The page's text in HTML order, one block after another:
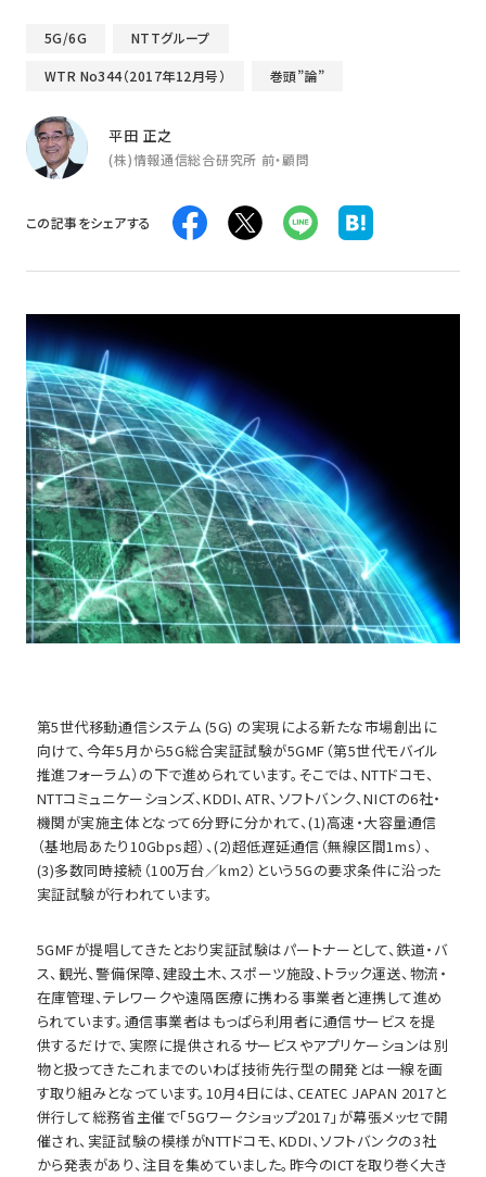
5G/6G NTTグループ
WTR No344（2017年12月号） 巻頭”論”
平田 正之
(株)情報通信総合研究所 前・顧問
この記事をシェアする
第5世代移動通信システム (5G) の実現による新たな市場創出に
向けて、今年5月から5G総合実証試験が5GMF（第5世代モバイル
推進フォーラム）の下で進められています。そこでは、NTTドコモ、
NTTコミュニケーションズ、KDDI、ATR、ソフトバンク、NICTの6社・
機関が実施主体となって6分野に分かれて、(1)高速・大容量通信
（基地局あたり10Gbps超）、(2)超低遅延通信（無線区間1ms）、
(3)多数同時接続（100万台／km2）という5Gの要求条件に沿った
実証試験が行われています。
5GMFが提唱してきたとおり実証試験はパートナーとして、鉄道・バ
ス、観光、警備保障、建設土木、スポーツ施設、トラック運送、物流・
在庫管理、テレワークや遠隔医療に携わる事業者と連携して進め
られています。通信事業者はもっぱら利用者に通信サービスを提
供するだけで、実際に提供されるサービスやアプリケーションは別
物と扱ってきたこれまでのいわば技術先行型の開発とは一線を画
す取り組みとなっています。10月4日には、CEATEC JAPAN 2017と
併行して総務省主催で「5Gワークショップ2017」が幕張メッセで開
催され、実証試験の模様がNTTドコモ、KDDI、ソフトバンクの3社
から発表があり、注目を集めていました。昨今のICTを取り巻く大き